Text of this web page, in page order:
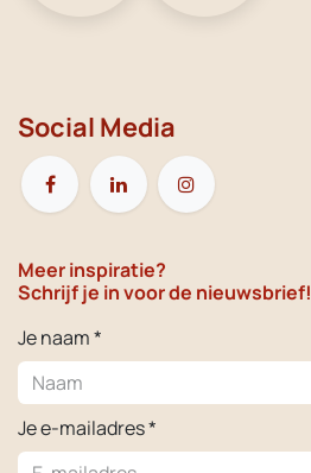
Social Media
Meer inspiratie?
Schrijf je in voor de nieuwsbrief!
Je naam *
Je e-mailadres *